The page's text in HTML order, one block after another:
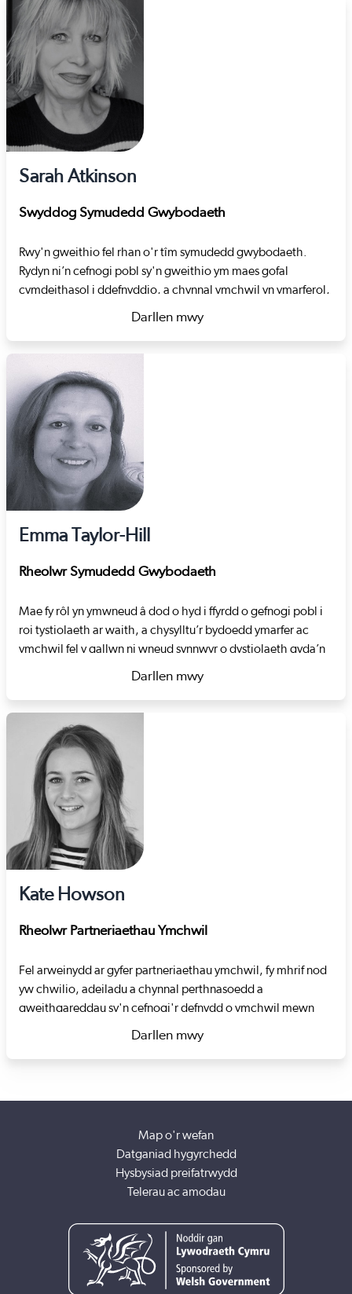
ymarferol. Mae ein cymunedau'n fannau i bobl rannu eu
gwybodaeth a’u syniadau ac i ddysgu gan eraill, gan greu
perthnasoedd ar draws gwahanol sectorau ledled Cymru.
Rwyf erioed wedi ceisio defnyddio tystiolaeth i gefnogi
penderfyniadau ac ymarfer.
Cyn ymuno â Gofal Cymdeithasol Cymru, fues i'n weithiwr
cymdeithasol am 23 mlynedd yn arbenigo mewn
chamddefnyddio sylweddau. Gweithiais mewn tîm triniaeth
ymgynghorol yn y Gwasanaeth Integredig Cymorth i
fynd i'r afael â defnydd rhieni o sylweddau. Mae gennyf hefyd
Ymchwil Iechyd a Gofal (NIHR) yn llwyddiannus i weithio
tuag at sefydlu ymchwil fel rhan o wasanaethau oedolion o
fewn awdurdod lleol.
Sarah Atkinson
Swyddog Symudedd Gwybodaeth
Rwy'n gweithio fel rhan o'r tîm symudedd gwybodaeth.
Rydyn ni’n cefnogi pobl sy'n gweithio ym maes gofal
cymdeithasol i ddefnyddio, a chynnal ymchwil yn ymarferol,
adeiladu perthnasoedd, cymunedau a gweithio gyda
ymarfer sy'n seiliedig ar hawliau, polisi, a datblygu a darparu
gwasanaethau. Dechreuodd fy niddordeb mewn ymchwil
tra oeddwn i’n gweithio gyda phobl hŷn.
Mae gen i radd meistr mewn dulliau ymchwil o Brifysgol
Caerdydd. Rwyf wedi bod yn cymryd rhan weithredol mewn
prosiect ymchwil ar y cyd rhwng Cymru a'r Alban gyda
ffocws ar ymarfer a datblygiad gwaith cymdeithasol sy'n
yn rhan o grŵp darllen a mynd ar daith yng Nghymru a thu
Darllen mwy
about Sarah Atkinson
Emma Taylor-Hill
Rheolwr Symudedd Gwybodaeth
Mae fy rôl yn ymwneud â dod o hyd i ffyrdd o gefnogi pobl i
roi tystiolaeth ar waith, a chysylltu’r bydoedd ymarfer ac
ymchwil fel y gallwn ni wneud synnwyr o dystiolaeth gyda’n
gweithio i awdurdod lleol Sir Gaerfyrddin yn y tîm hyfforddi a
datblygu. Fy hoff rannau o’r rôl honno oedd gweithio gyda
gweithwyr cymdeithasol newydd gymhwyso a hefyd rhedeg
grŵp Ymchwil ar Waith.
Darllen mwy
about Emma Taylor-Hill
Kate Howson
Rheolwr Partneriaethau Ymchwil
Fel arweinydd ar gyfer partneriaethau ymchwil, fy mhrif nod
yw chwilio, adeiladu a chynnal perthnasoedd a
gweithgareddau sy'n cefnogi'r defnydd o ymchwil mewn
gweithio'n agos gydag ymchwilwyr, sefydliadau ymchwil ac
Darllen mwy
about Kate Howson
Map o'r wefan
Datganiad hygyrchedd
Hysbysiad preifatrwydd
Telerau ac amodau